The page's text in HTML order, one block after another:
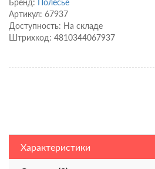
Бренд: Полесье
Артикул: 67937
Доступность: На складе
Штрихкод: 4810344067937
Характеристики